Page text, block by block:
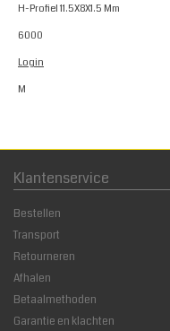
H-Profiel 11.5X8X1.5 Mm
6000
Login
M
Klantenservice
Bestellen
Transport
Retourneren
Afhalen
Betaalmethoden
Garantie en klachten